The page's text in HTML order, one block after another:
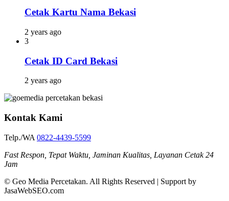
Cetak Kartu Nama Bekasi
2 years ago
3
Cetak ID Card Bekasi
2 years ago
Kontak Kami
Telp./WA 0822-4439-5599
Fast Respon, Tepat Waktu, Jaminan Kualitas, Layanan Cetak 24
Jam
© Geo Media Percetakan. All Rights Reserved | Support by
JasaWebSEO.com